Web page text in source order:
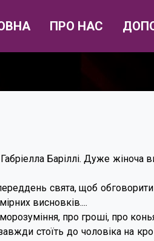
ПРО НАС
Баріллі. Дуже жіноча
свята, щоб обговорити
висновків....
про гроші, про
стоїть до чоловіка на